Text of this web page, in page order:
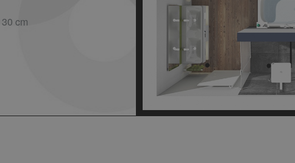
cm